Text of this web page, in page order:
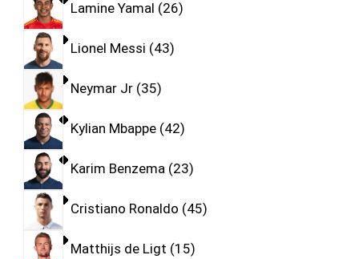
Lamine Yamal 26
Lionel Messi 43
Neymar Jr 35
Kylian Mbappe 42
Karim Benzema 23
Cristiano Ronaldo 45
Matthijs de Ligt 15